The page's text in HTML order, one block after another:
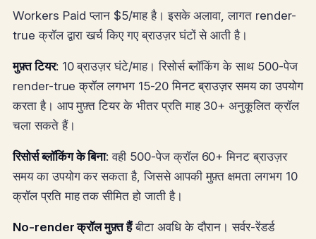
Workers Paid प्लान $5/माह है। इसके अलावा, लागत render-
true क्रॉल द्वारा खर्च किए गए ब्राउज़र घंटों से आती है।
मुफ़्त टियर: 10 ब्राउज़र घंटे/माह। रिसोर्स ब्लॉकिंग के साथ 500-पेज
render-true क्रॉल लगभग 15-20 मिनट ब्राउज़र समय का उपयोग
करता है। आप मुफ़्त टियर के भीतर प्रति माह 30+ अनुकूलित क्रॉल
चला सकते हैं।
रिसोर्स ब्लॉकिंग के बिना: वही 500-पेज क्रॉल 60+ मिनट ब्राउज़र
समय का उपयोग कर सकता है, जिससे आपकी मुफ़्त क्षमता लगभग 10
क्रॉल प्रति माह तक सीमित हो जाती है।
No-render क्रॉल मुफ़्त हैंबीटा अवधि के दौरान। सर्वर-रेंडर्ड